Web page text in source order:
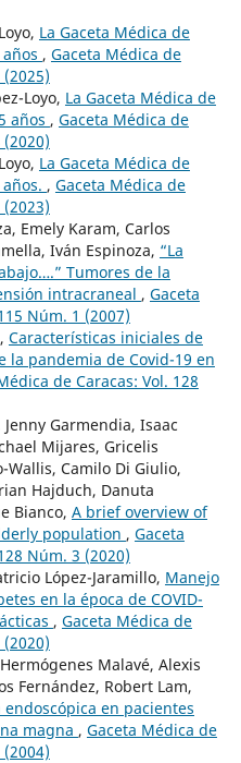
La Gaceta Médica de
, Gaceta Médica de
Loyo, La Gaceta Médica de
años , Gaceta Médica de
La Gaceta Médica de
, Gaceta Médica de
Emely Karam, Carlos
Iván Espinoza, “La
Tumores de la
intracraneal , Gaceta
Núm. 1 (2007)
Características iniciales de
la pandemia de Covid-19 en
de Caracas: Vol. 128
Garmendia, Isaac
Mijares, Gricelis
Wallis, Camilo Di Giulio,
Hajduch, Danuta
Bianco, A brief overview of
population , Gaceta
Núm. 3 (2020)
López-Jaramillo, Manejo
en la época de COVID-
, Gaceta Médica de
Malavé, Alexis
Fernández, Robert Lam,
endoscópica en pacientes
magna , Gaceta Médica de